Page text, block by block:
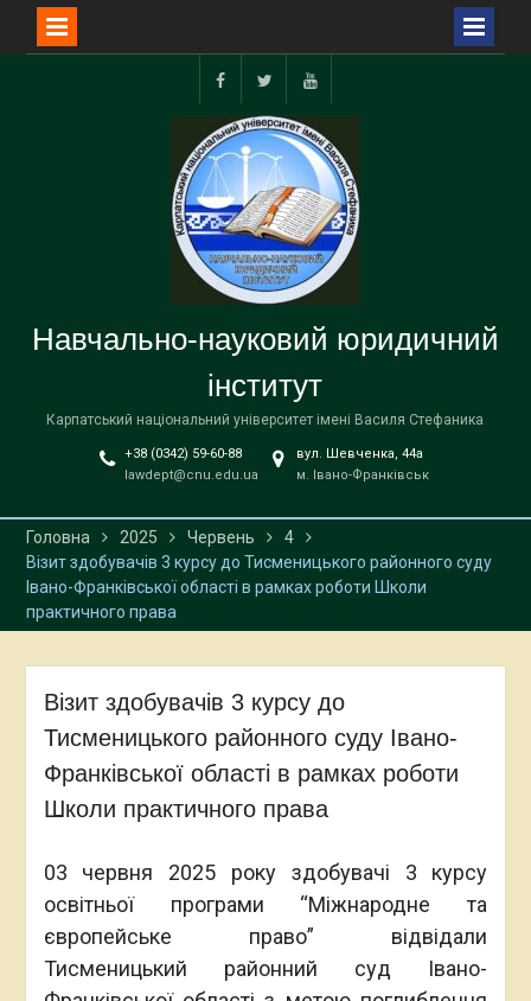
FacebookTwitter YouTube
Навчально-науковий юридичний
інститут
Карпатський національний університет імені Василя Стефаника
+38 (0342) 59-60-88
lawdept@cnu.edu.ua
вул. Шевченка, 44а
м. Івано-Франківськ
Головна 2025 Червень
4
Візит здобувачів 3 курсу до Тисменицького районного суду
Івано-Франківської області в рамках роботи Школи
практичного права
Візит здобувачів 3 курсу до
Тисменицького районного суду Івано-
Франківської області в рамках роботи
Школи практичного права
03 червня 2025 року здобувачі 3 курсу
освітньої програми “Міжнародне та
європейське право” відвідали
Тисменицький районний суд Івано-